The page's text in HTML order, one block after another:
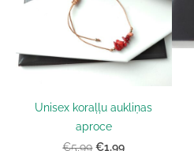
Unisex koraļļu aukliņas
aproce
€5,99 €1,99